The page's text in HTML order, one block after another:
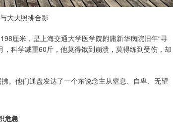
大夫照拂合影
厘米，是上海交通大学医学院附庸新华病院旧年“寻
科学减重60斤，他莫得饿到崩溃，莫得练到受伤，却
。他们通盘发达了一个东说念主从窒息、自卑、无望
危急